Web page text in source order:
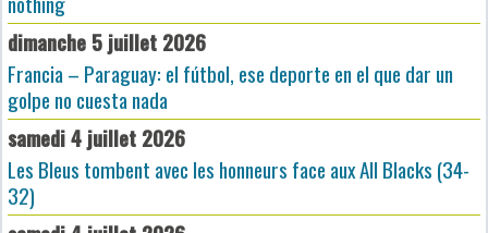
dimanche 5 juillet 2026
Francia – Paraguay: el fútbol, ese deporte en el que dar un
golpe no cuesta nada
samedi 4 juillet 2026
Les Bleus tombent avec les honneurs face aux All Blacks (34-
32)